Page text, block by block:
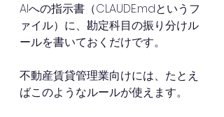
AIへの指示書（CLAUDE.mdというフ
ァイル）に、勘定科目の振り分けル
ールを書いておくだけです。
不動産賃貸管理業向けには、たとえ
ばこのようなルールが使えます。